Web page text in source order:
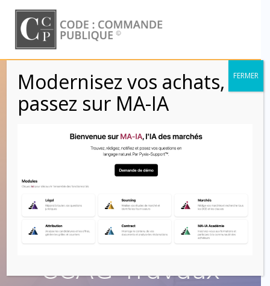
to
content
Dossier des
ouvrages exécutés
(DOE) – dossier
d’intervention
ultérieure sur
l’ouvrage (DIUO) –
CCAG Travaux
Modernisez vos achats,
passez sur MA-IA
FERMER